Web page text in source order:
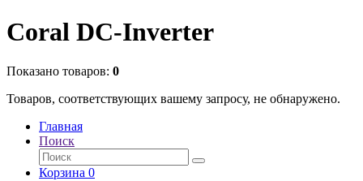
Coral DC-Inverter
Показано товаров: 0
Товаров, соответствующих вашему запросу, не обнаружено.
Главная
Поиск
Корзина 0